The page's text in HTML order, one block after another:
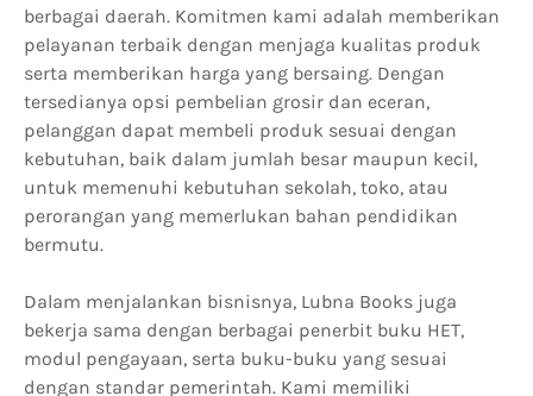
berbagai daerah. Komitmen kami adalah memberikan
pelayanan terbaik dengan menjaga kualitas produk
serta memberikan harga yang bersaing. Dengan
tersedianya opsi pembelian grosir dan eceran,
pelanggan dapat membeli produk sesuai dengan
kebutuhan, baik dalam jumlah besar maupun kecil,
untuk memenuhi kebutuhan sekolah, toko, atau
perorangan yang memerlukan bahan pendidikan
bermutu.
Dalam menjalankan bisnisnya, Lubna Books juga
bekerja sama dengan berbagai penerbit buku HET,
modul pengayaan, serta buku-buku yang sesuai
dengan standar pemerintah. Kami memiliki